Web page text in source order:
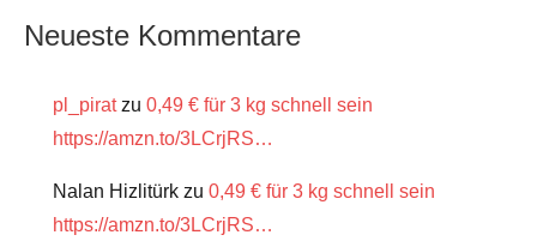
Neueste Kommentare
pl_piratzu 0,49 € für 3 kg schnell sein
https://amzn.to/3LCrjRS…
Nalan Hizlitürk zu 0,49 € für 3 kg schnell sein
https://amzn.to/3LCrjRS…